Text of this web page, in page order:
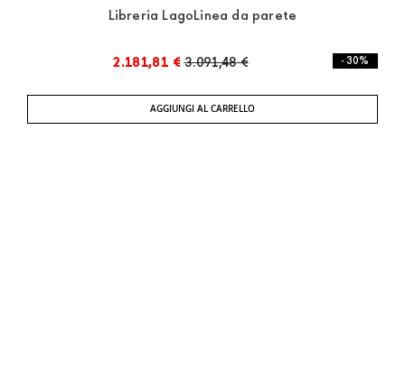
Libreria LagoLinea da parete
2.181,81 € 3.091,48 € - 30%
AGGIUNGI AL CARRELLO